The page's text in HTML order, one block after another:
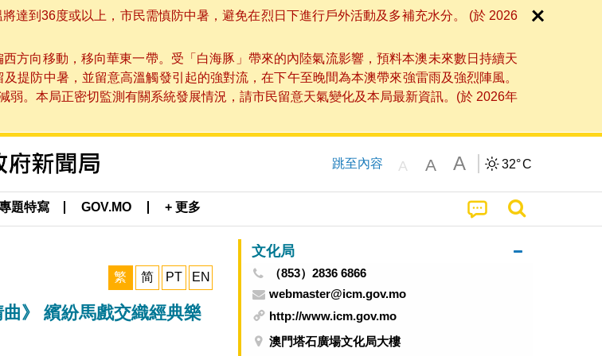
達到36度或以上，市民需慎防中暑，避免在烈日下進行戶外活動及多補充水分。 (於 2026
方向移動，移向華東一帶。受「白海豚」帶來的內陸氣流影響，預料本澳未來數日持續天
提防中暑，並留意高溫觸發引起的強對流，在下午至晚間為本澳帶來強雷雨及強烈陣風。
。本局正密切監測有關系統發展情況，請市民留意天氣變化及本局最新資訊。(於 2026年
跳至內容 A A A 32°C
題特寫 GOV.MO + 更多
繁 简 PT EN
》 繽紛馬戲交織經典樂
文化局
（853）2836 6866
webmaster@icm.gov.mo
http://www.icm.gov.mo
澳門塔石廣場文化局大樓